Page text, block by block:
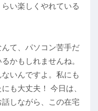
い楽しくやれている
て、パソコン苦手だ
かもしれませんね。
いんですよ。私にも
も大丈夫！ 今日は、
しながら、この在宅